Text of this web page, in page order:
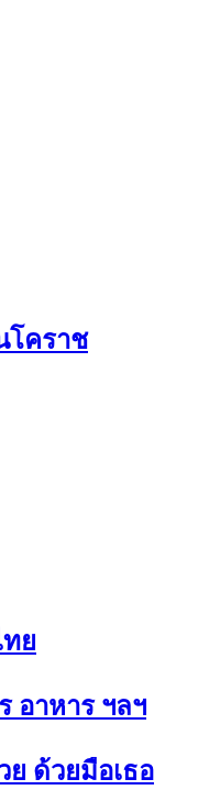
คราช
ย
อาหาร ฯลฯ
ย ด้วยมือเธอ